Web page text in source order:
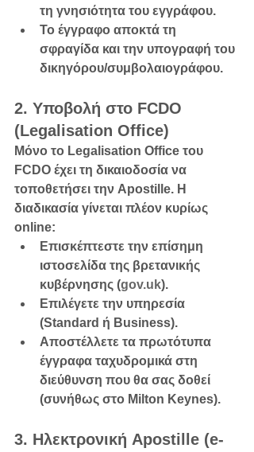
τη γνησιότητα του εγγράφου.
Το έγγραφο αποκτά τη
σφραγίδα και την υπογραφή του
δικηγόρου/συμβολαιογράφου.
2. Υποβολή στο FCDO
(Legalisation Office)
Μόνο το Legalisation Office του
FCDO έχει τη δικαιοδοσία να
τοποθετήσει την Apostille. Η
διαδικασία γίνεται πλέον κυρίως
online:
Επισκέπτεστε την επίσημη
ιστοσελίδα της βρετανικής
κυβέρνησης (gov.uk).
Επιλέγετε την υπηρεσία
(Standard ή Business).
Αποστέλλετε τα πρωτότυπα
έγγραφα ταχυδρομικά στη
διεύθυνση που θα σας δοθεί
(συνήθως στο Milton Keynes).
3. Ηλεκτρονική Apostille (e-